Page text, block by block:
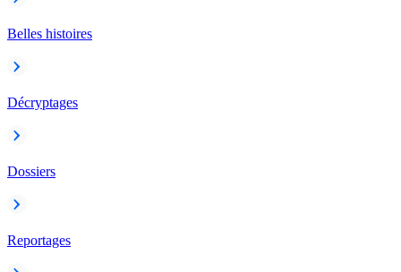
Belles histoires
Décryptages
Dossiers
Reportages